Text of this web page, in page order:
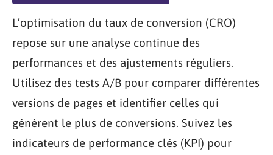
L’optimisation du taux de conversion (CRO)
repose sur une analyse continue des
performances et des ajustements réguliers.
Utilisez des tests A/B pour comparer différentes
versions de pages et identifier celles qui
génèrent le plus de conversions. Suivez les
indicateurs de performance clés (KPI) pour